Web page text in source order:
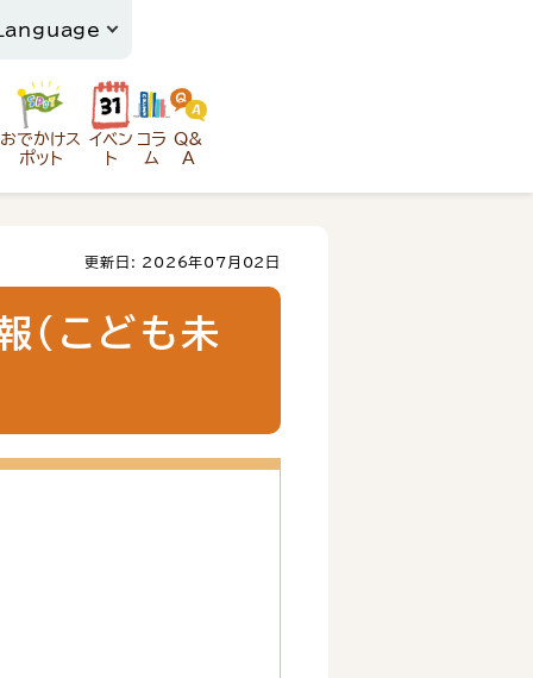
おでかけス
ポット
イベン
ト
コラ
ム
Q&
A
更新日: 2026年07月02日
（こども未